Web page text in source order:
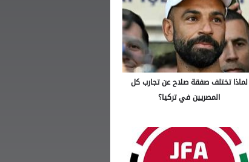
لماذا تختلف صفقة صلاح عن تجارب كل
المصريين في تركيا؟